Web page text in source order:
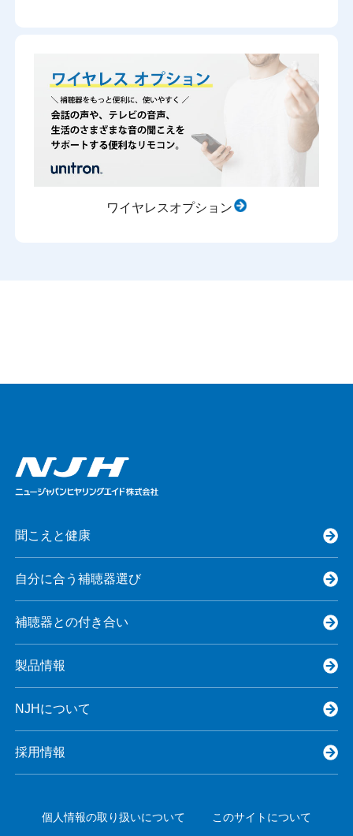
ワイヤレスオプション
聞こえと健康
自分に合う補聴器選び
補聴器との付き合い
製品情報
NJHについて
採用情報
個人情報の取り扱いについて このサイトについて